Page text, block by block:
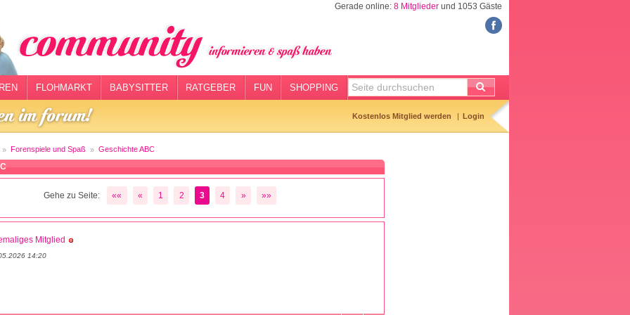
Gerade online: 8 Mitglieder und 1053 Gäste
FLOHMARKT BABYSITTER RATGEBER FUN SHOPPING
Kostenlos Mitglied werden Login
Forenspiele und Spaß Geschichte ABC
Gehe zu Seite: «« « 1 2 3 4 » »»
Mitglied
14:20